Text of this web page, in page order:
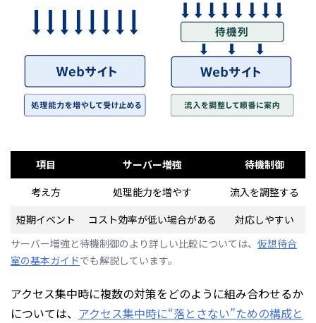
項目 サーバー増強
待機制御
考え方
処理能力を増やす
流入を調整する
短期イベント
コスト効率が低い場合がある
対応しやすい
サーバー増強と待機制御のより詳しい比較については、 仮想待合
室の基本ガイドでも解説しています。
アクセス集中時に複数の対策をどのように組み合わせるか
については、 アクセス集中時に“落とさない”ための構成と